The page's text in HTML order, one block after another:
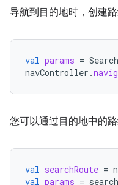
导航到目的地时，创建路
val params =
navController .
您可以通过目的地中的
val searchRoute =
val params =